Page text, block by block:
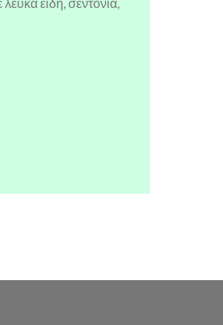
είδη, σεντόνια,